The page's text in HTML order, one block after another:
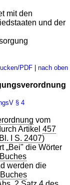
mit den
und der
PDF| nach oben
§ 4
vom
Artikel457
I S. 2407)
„Bei" die Wörter
werden die